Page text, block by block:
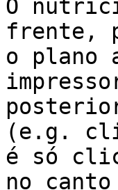
O
frente,
o plano
(e.g.
é só
no